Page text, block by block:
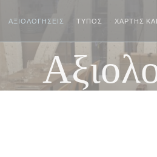
ΑΞΙΟΛΟΓΉΣΕΙΣ ΤΎΠΟΣ ΧΆΡΤΗΣ